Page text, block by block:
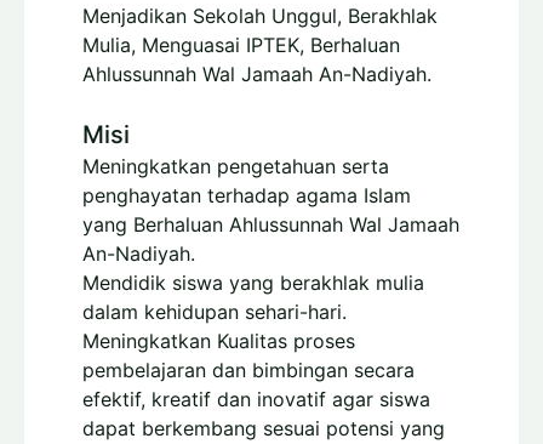
Menjadikan Sekolah Unggul, Berakhlak
Mulia, Menguasai IPTEK, Berhaluan
Ahlussunnah Wal Jamaah An-Nadiyah.
Misi
Meningkatkan pengetahuan serta
penghayatan terhadap agama Islam
yang Berhaluan Ahlussunnah Wal Jamaah
An-Nadiyah.
Mendidik siswa yang berakhlak mulia
dalam kehidupan sehari-hari.
Meningkatkan Kualitas proses
pembelajaran dan bimbingan secara
efektif, kreatif dan inovatif agar siswa
dapat berkembang sesuai potensi yang